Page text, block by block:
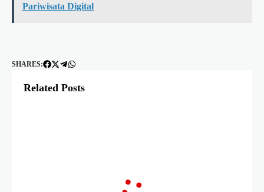
Pariwisata Digital
SHARES:
Related Posts